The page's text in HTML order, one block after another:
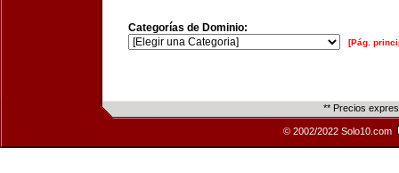
Categorías de Dominio:
[Pág.
** Precios
© 2002/2022 Solo10.com